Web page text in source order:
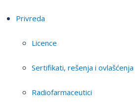
Privreda
Licence
Sertifikati, rešenja i ovlašćenja
Radiofarmaceutici